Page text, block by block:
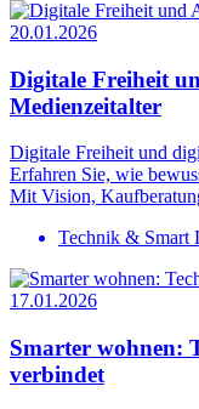
20.01.2026
Digitale Freiheit
Medienzeitalter
Digitale Freiheit und
Erfahren Sie, wie
Mit Vision,
Technik & Smart
17.01.2026
Smarter wohnen:
verbindet